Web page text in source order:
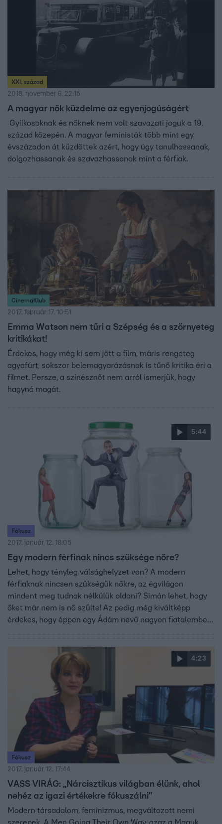
XXI. század
2018. november 6. 22:15
A magyar nők küzdelme az egyenjogúságért
Gyilkosoknak és nőknek nem volt szavazati joguk a 19.
század közepén. A magyar feministák több mint egy
évszázadon át küzdöttek azért, hogy úgy tanulhassanak,
dolgozhassanak és szavazhassanak mint a férfiak.
CinemaKlub
2017. február 17. 10:51
Emma Watson nem tűri a Szépség és a szörnyeteg
kritikákat!
Érdekes, hogy még ki sem jött a film, máris rengeteg
agyafúrt, sokszor belemagyarázásnak is tűnő kritika éri a
filmet. Persze, a színésznőt nem arról ismerjük, hogy
hagyná magát.
5:44
Fókusz
2017. január 12. 18:05
Egy modern férfinak nincs szüksége nőre?
Lehet, hogy tényleg válsághelyzet van? A modern
férfiaknak nincsen szükségük nőkre, az égvilágon
mindent meg tudnak nélkülük oldani? Simán lehet, hogy
őket már nem is nő szülte! Az pedig még kiváltképp
érdekes, hogy éppen egy Ádám nevű nagyon fiatalember
4:23
Fókusz
2017. január 12. 17:44
VASS VIRÁG: „Nárcisztikus világban élünk, ahol
nehéz az igazi értékekre fókuszálni”
Modern társadalom, feminizmus, megváltozott nemi